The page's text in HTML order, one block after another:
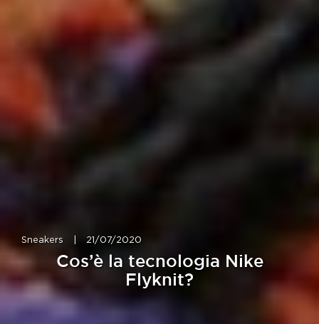
Sneakers 21/07/2020
Cos’è la tecnologia Nike
Flyknit?